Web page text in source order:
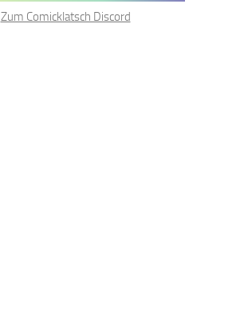
Zum Comicklatsch Discord